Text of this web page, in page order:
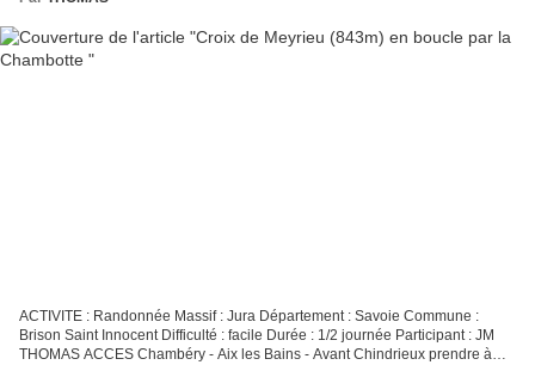
ACTIVITE : Randonnée Massif : Jura Département : Savoie Commune :
Brison Saint Innocent Difficulté : facile Durée : 1/2 journée Participant : JM
THOMAS ACCES Chambéry - Aix les Bains - Avant Chindrieux prendre à